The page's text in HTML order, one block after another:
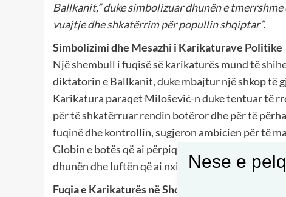
Ballkanit,” duke simbolizuar dhunën e
vuajtje dhe shkatërrim për popullin shqiptar”.
Simbolizimi dhe Mesazhi i Karikaturave Politike
Një shembull i fuqisë së karikaturës mund të
diktatorin e Ballkanit, duke mbajtur një shkop të
Karikatura paraqet Milošević-n duke tentuar të
për të shkatërruar rendin botëror dhe për të
fuqinë dhe kontrollin, sugjeron ambicien për të
Globin e botës që ai përpiqet të rrokullisë, është i
dhunën dhe luftën që ai nxiti gjatë periudhës së
Fuqia e Karikaturës në Shoqëri dhe Politika
Nese e